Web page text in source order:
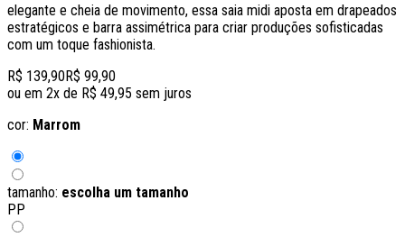
elegante e cheia de movimento, essa saia midi aposta em drapeados
estratégicos e barra assimétrica para criar produções sofisticadas
com um toque fashionista.
R$ 139,90R$ 99,90
ou em 2x de R$ 49,95 sem juros
cor: Marrom
tamanho: escolha um tamanho
PP